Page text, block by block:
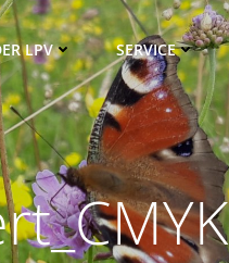
LPV SERVICE